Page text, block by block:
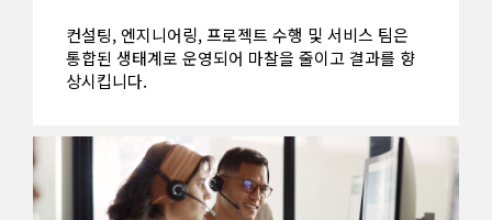
컨설팅, 엔지니어링, 프로젝트 수행 및 서비스 팀은
통합된 생태계로 운영되어 마찰을 줄이고 결과를 향
상시킵니다.